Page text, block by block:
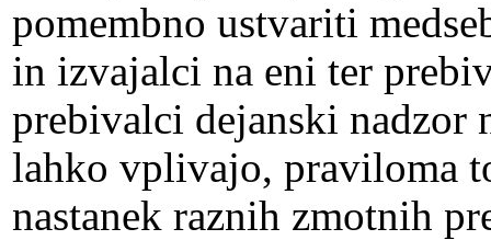
pomembno ustvariti
in izvajalci na eni ter
prebivalci dejanski nadzor
lahko vplivajo, praviloma
nastanek raznih zmotnih